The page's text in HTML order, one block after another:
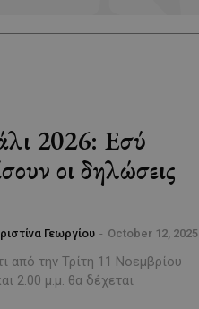
2026: Εσύ
οι δηλώσεις
Γεωργίου - October 12, 2025
από την Τρίτη 11 Νοεμβρίου
2.00 μ.μ. θα δέχεται